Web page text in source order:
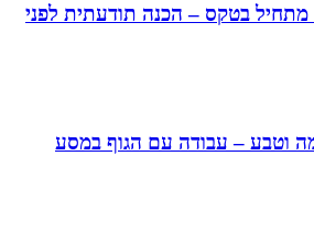
בטקס – הכנה תודעתית לפני
וטבע – עבודה עם הגוף במסע